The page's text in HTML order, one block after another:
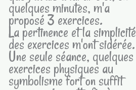
quelques minutes, m'a
proposé 3 exercices.
La pertinence et la simplicité
des exercices m'ont sidérée.
Une seule séance, quelques
exercices physiques au
symbolisme fort on suffit